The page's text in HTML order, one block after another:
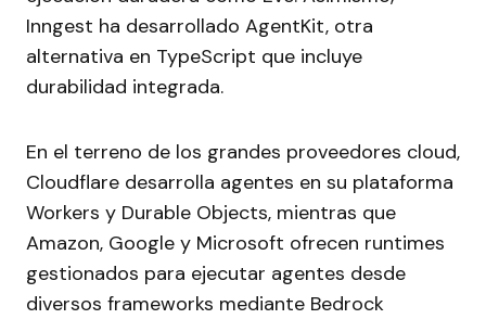
Inngest ha desarrollado AgentKit, otra
alternativa en TypeScript que incluye
durabilidad integrada.
En el terreno de los grandes proveedores cloud,
Cloudflare desarrolla agentes en su plataforma
Workers y Durable Objects, mientras que
Amazon, Google y Microsoft ofrecen runtimes
gestionados para ejecutar agentes desde
diversos frameworks mediante Bedrock